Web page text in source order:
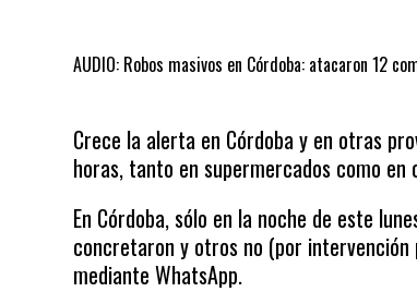
AUDIO: Robos masivos en Córdoba: atacaron 12
Crece la alerta en Córdoba y en otras
horas, tanto en supermercados como
En Córdoba, sólo en la noche de este
concretaron y otros no (por
mediante WhatsApp.